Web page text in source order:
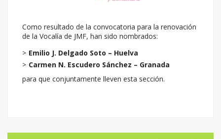
Como resultado de la convocatoria para la renovación
de la Vocalía de JMF, han sido nombrados:
Emilio J. Delgado Soto – Huelva
Carmen N. Escudero Sánchez – Granada
para que conjuntamente lleven esta sección.